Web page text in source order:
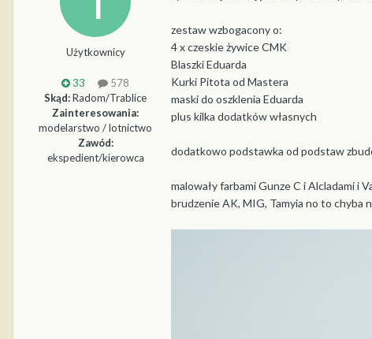
Użytkownicy
33
578
Skąd:Radom/Trablice
Zainteresowania:
modelarstwo / lotnictwo
Zawód:
ekspedient/kierowca
zestaw wzbogacony o:
4 x czeskie żywice CMK
Blaszki Eduarda
Kurki Pitota od Mastera
maski do oszklenia Eduarda
plus kilka dodatków własnych
dodatkowo podstawka od podstaw
malowały farbami Gunze C i Alcladami i
brudzenie AK, MIG, Tamyia no to chyba